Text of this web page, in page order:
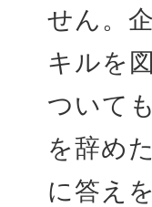
せん。
キルを
ついて
を辞め
に答え